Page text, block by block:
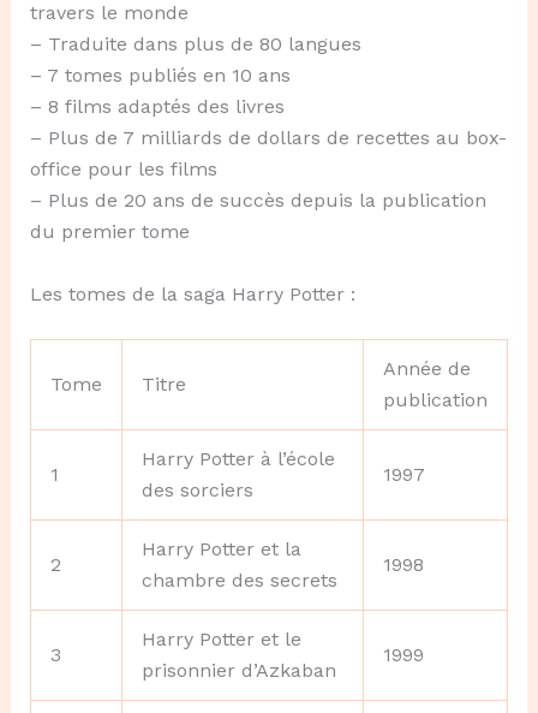
travers le monde
– Traduite dans plus de 80 langues
– 7 tomes publiés en 10 ans
– 8 films adaptés des livres
– Plus de 7 milliards de dollars de recettes au box-
office pour les films
– Plus de 20 ans de succès depuis la publication
du premier tome
Les tomes de la saga Harry Potter :
Tome Titre
Année de
publication
1
Harry Potter à l’école
des sorciers
1997
2
Harry Potter et la
chambre des secrets
1998
3
Harry Potter et le
prisonnier d’Azkaban
1999